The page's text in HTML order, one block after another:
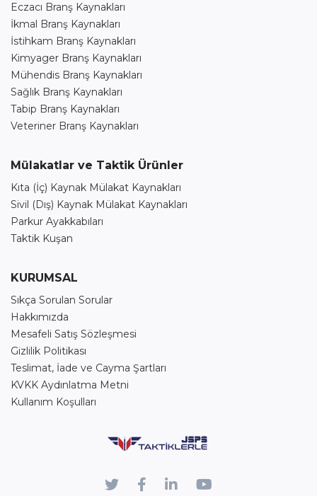
Eczacı Branş Kaynakları
İkmal Branş Kaynakları
İstihkam Branş Kaynakları
Kimyager Branş Kaynakları
Mühendis Branş Kaynakları
Sağlık Branş Kaynakları
Tabip Branş Kaynakları
Veteriner Branş Kaynakları
Mülakatlar ve Taktik Ürünler
Kıta (İç) Kaynak Mülakat Kaynakları
Sivil (Dış) Kaynak Mülakat Kaynakları
Parkur Ayakkabıları
Taktik Kuşan
KURUMSAL
Sıkça Sorulan Sorular
Hakkımızda
Mesafeli Satış Sözleşmesi
Gizlilik Politikası
Teslimat, İade ve Cayma Şartları
KVKK Aydınlatma Metni
Kullanım Koşulları